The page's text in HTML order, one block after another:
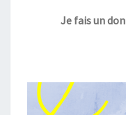
Je fais un don